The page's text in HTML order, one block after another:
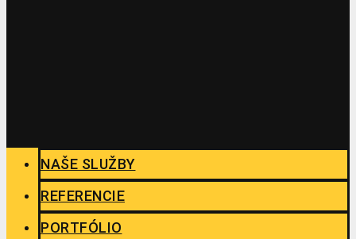
NAŠE SLUŽBY
REFERENCIE
PORTFÓLIO